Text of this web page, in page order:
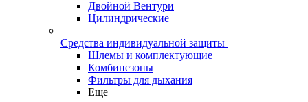
Двойной Вентури
Цилиндрические
Средства индивидуальной защиты
Шлемы и комплектующие
Комбинезоны
Фильтры для дыхания
Еще